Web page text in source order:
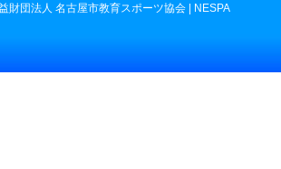
財団法人 名古屋市教育スポーツ協会 | NESPA